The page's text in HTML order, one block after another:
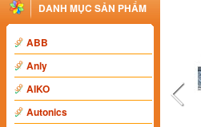
DANH MỤC SẢN PHẨM
ABB
Anly
AIKO
Autonics